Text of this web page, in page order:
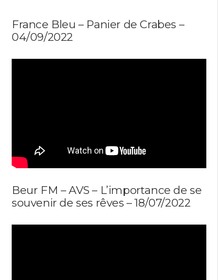
France Bleu – Panier de Crabes –
04/09/2022
Beur FM – AVS – L’importance de se
souvenir de ses rêves – 18/07/2022